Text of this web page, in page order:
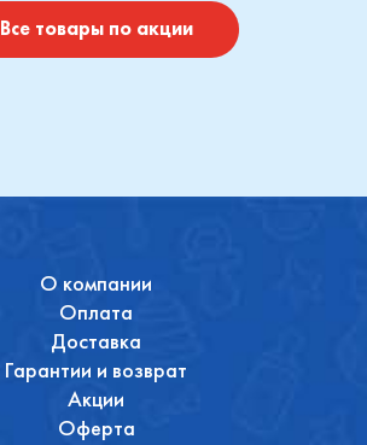
Купить
Все товары по акции
О компании
Оплата
Доставка
Гарантии и возврат
Акции
Оферта